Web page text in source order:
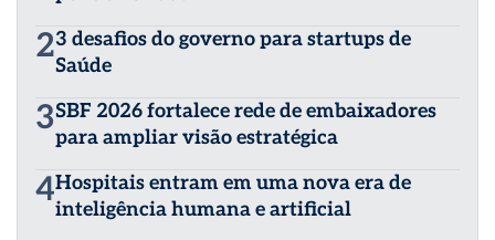
23 desafios do governo para startups de
Saúde
3SBF 2026 fortalece rede de embaixadores
para ampliar visão estratégica
4Hospitais entram em uma nova era de
inteligência humana e artificial